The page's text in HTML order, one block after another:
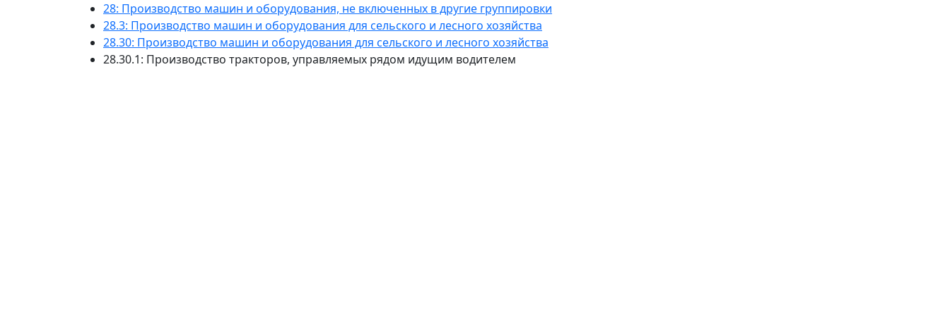
28: Производство машин и оборудования, не включенных в другие группировки
28.3: Производство машин и оборудования для сельского и лесного хозяйства
28.30: Производство машин и оборудования для сельского и лесного хозяйства
28.30.1: Производство тракторов, управляемых рядом идущим водителем